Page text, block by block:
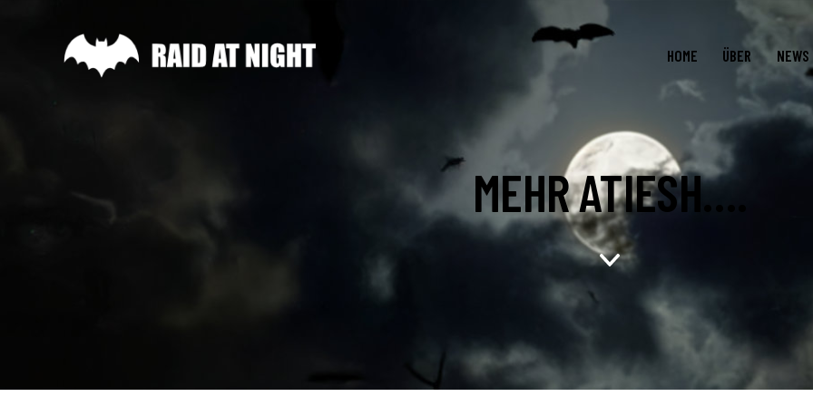
HOME ÜBER NEWS
MEHR ATIESH….